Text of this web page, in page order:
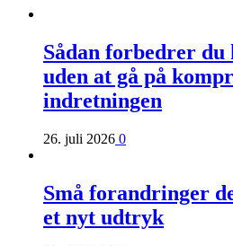
Sådan forbedrer
uden at gå på
indretningen
26. juli 2026 0
Små forandringer
et nyt udtryk